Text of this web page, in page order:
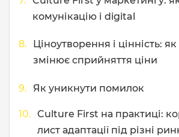
комунікацію і digital
Ціноутворення і цінність:
змінює сприйняття ціни
Як уникнути помилок
Culture First на практиці:
лист адаптації під різні